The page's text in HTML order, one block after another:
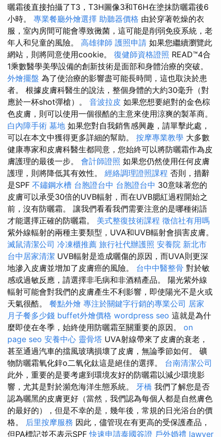
曬霜後直接拍攝了T3，T3H圖像3和T6H在塗抹防曬霜後6
小時。 專業餐廳外燴選擇 助聽器價格 由於穿著乾燥的衣
服，室內房間可能會導致黴菌，這可能是削弱免疫系統，老
年人和兒童的風險。 高雄律師 護照申請 如果您繼續瀏覽此
網站，則將同意使用cookie。 復健師資格證照 READ™4合
1乘數醫學美學設備的創新技術是面部和身體治療的突破。
外燴擺盤 為了使治療的影響盡可能長時間，這也取決於患
者。 根據皮膚科醫生的說法，整個身體的大約30毫升（對
應於一杯shot彈槍）。 音波拉皮 如果您想要絕對的金色棕
色皮膚，則可以使用一個很酷的主意來使用涼爽的製革商。
白內障手術 墓地 如果您對自我銷售感興趣，請單擊此處，
可以在本文中獲得更多詳細的幫助。 按摩專業教學 大多數
健康專家和皮膚科醫生都同意，您始終可以將防曬霜作為皮
膚護理的最後一步。 會計師證照 如果您仍然使用任何皮膚
護理，則將降低其有效性。 經絡調理證照課程 否則，措辭
是SPF 不鏽鋼水槽 台胞證台中 台胞證台中 30意味著您的
皮膚可以承受30倍的UVB輻射，而在UVB腮紅過程開始之
前，沒有防曬霜。 讓我們看看我們需要注意的是哪種術語
才能選擇正確的防曬霜。 美式整復技術課程 徵信社有用嗎
紫外線輻射的兩種主要類型，UVA和UVB輻射會損害皮膚。
滅鼠清潔公司 冷凍櫃推薦 旅行社代辦護照 安養院 新北市
台中居家清潔 UVB輻射是造成曬傷的原因，而UVA則更深
地滲入皮膚並增加了皮膚癌的風險。 台中中醫整骨 對於敏
感或過敏反應，請選擇非毛病和非酒精產品。 陽光紫外線
輻射可能會對我們的皮膚產生不利影響，即使陽光不是火或
天氣很酷。 餐點外燴 專注於關鍵字行銷的專業公司 居家
月子餐多少錢 buffet外燴價格 wordpress seo 這就是為什
麼即使在冬季，始終使用防曬霜至關重要的原因。 on
page seo 安養中心 靈骨塔 UVA射線帶來了皮膚的衰老，
甚至通過汽車的擋風玻璃損壞了皮膚，無論季節如何。 礦
物防曬霜氧化鋅o二氧化鈦這是絕佳的選擇。 台南清潔公司
此外，重要的是要考慮到環境友好的防曬霜以減少環境影
響，尤其是對於瀕危海洋生態系統。 牙橋 我們了解您是否
認為曬黑的皮膚更好（當然，我們認為每個人都是自然膚色
的最好的），但是不幸的是，幾年後，常規的日光浴台的價
格。 后里按摩服務 因此，儘管現在有更高的受保護產品，
但PA標記並不表示SPF快速申請泰國簽證 戶外婚禮 lawyer